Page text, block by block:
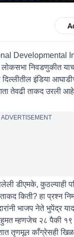
Developmental
निवडणुकीत
इंडिया
तेवढी ताकद उरली
ADVERTISEMENT
डीएमके, कुठल्याही
किती? हा प्रश्न
भाजप नेते भुपेंद्र
बहुमत म्हणजेच २८
काँग्रेसही